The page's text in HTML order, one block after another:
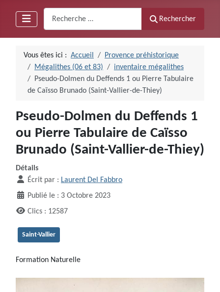
Rechercher
Vous êtes ici : Accueil
Provence préhistorique
Mégalithes (06 et 83)
inventaire mégalithes
Pseudo-Dolmen du Deffends 1 ou Pierre Tabulaire
de Caïsso Brunado (Saint-Vallier-de-Thiey)
Pseudo-Dolmen du Deffends 1
ou Pierre Tabulaire de Caïsso
Brunado (Saint-Vallier-de-Thiey)
Détails
Écrit par : Laurent Del Fabbro
Publié le : 3 Octobre 2023
Clics : 12587
Saint-Vallier
Formation Naturelle